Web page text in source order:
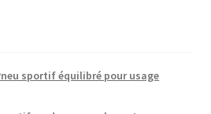
sportif équilibré pour usage